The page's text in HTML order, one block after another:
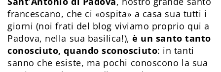
francescano, che ci «ospita» a casa sua tutti i
giorni (noi frati del blog viviamo proprio qui a
Padova, nella sua basilica!),è un santo tanto
conosciuto, quando sconosciuto: in tanti
sanno che esiste, ma pochi conoscono la sua